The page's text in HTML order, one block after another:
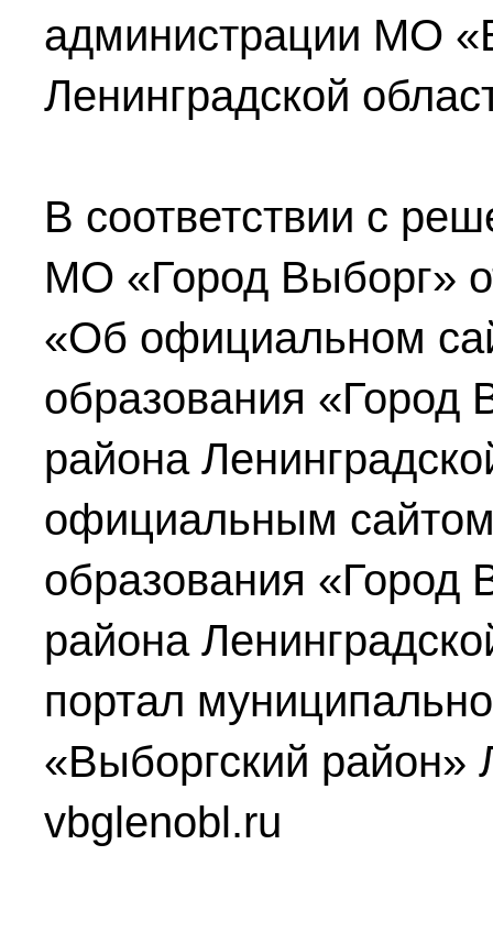
администрации МО
Ленинградской
В соответствии с
МО «Город Выборг»
«Об официальном
образования «Город
района
официальным
образования «Город
района
портал
«Выборгский район»
vbglenobl.ru